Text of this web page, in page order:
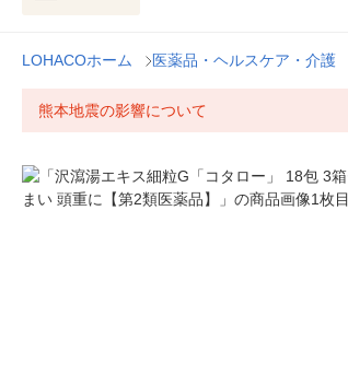
LOHACOホーム 医薬品・ヘルスケア・介護
熊本地震の影響について